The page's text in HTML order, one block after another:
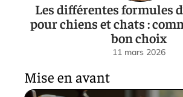
Les différentes formules
pour chiens et chats :
bon choix
11 mars 2026
Mise en avant